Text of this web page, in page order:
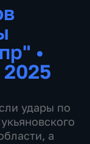
•
удары по
а